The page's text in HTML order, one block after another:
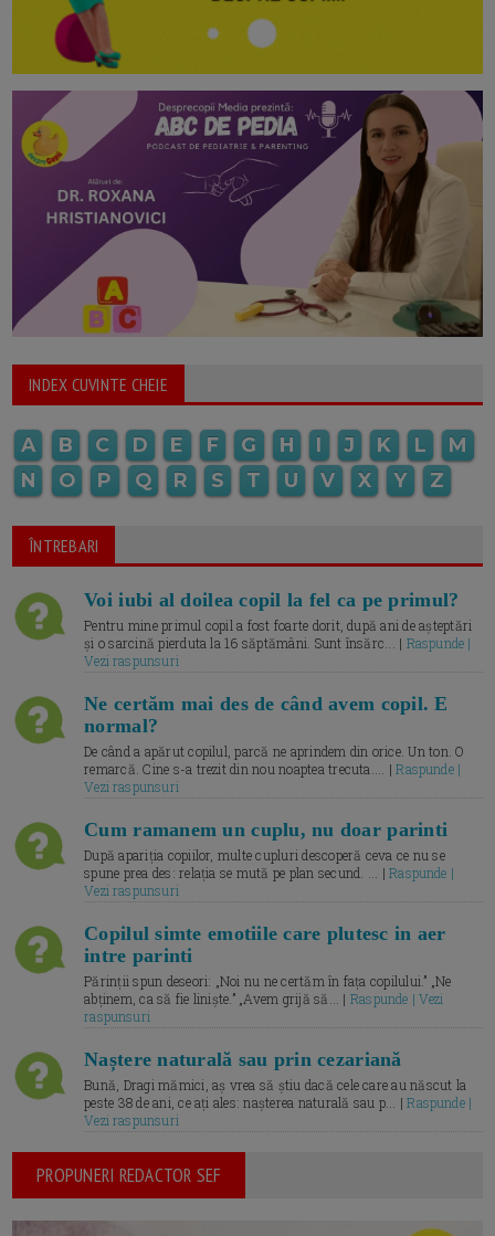
INDEX CUVINTE CHEIE
A B C D E F G H I J K L
M
N
O P Q R S T U V X Y Z
ÎNTREBARI
Voi iubi al doilea copil la fel ca pe primul?
Pentru mine primul copil a fost foarte dorit, după ani de așteptări
și o sarcină pierduta la 16 săptămâni. Sunt însărc... | Raspunde |
Vezi raspunsuri
Ne certăm mai des de când avem copil. E
normal?
De când a apărut copilul, parcă ne aprindem din orice. Un ton. O
remarcă. Cine s-a trezit din nou noaptea trecuta.... |Raspunde |
Vezi raspunsuri
Cum ramanem un cuplu, nu doar parinti
După apariția copiilor, multe cupluri descoperă ceva ce nu se
spune prea des: relația se mută pe plan secund. ... |Raspunde |
Vezi raspunsuri
Copilul simte emotiile care plutesc in aer
intre parinti
Părinții spun deseori: „Noi nu ne certăm în fața copilului.” „Ne
abținem, ca să fie liniște.” „Avem grijă să... | Raspunde | Vezi
raspunsuri
Naștere naturală sau prin cezariană
Bună, Dragi mămici, aș vrea să știu dacă cele care au născut la
peste 38 de ani, ce ați ales: nașterea naturală sau p... |Raspunde |
Vezi raspunsuri
PROPUNERI REDACTOR SEF